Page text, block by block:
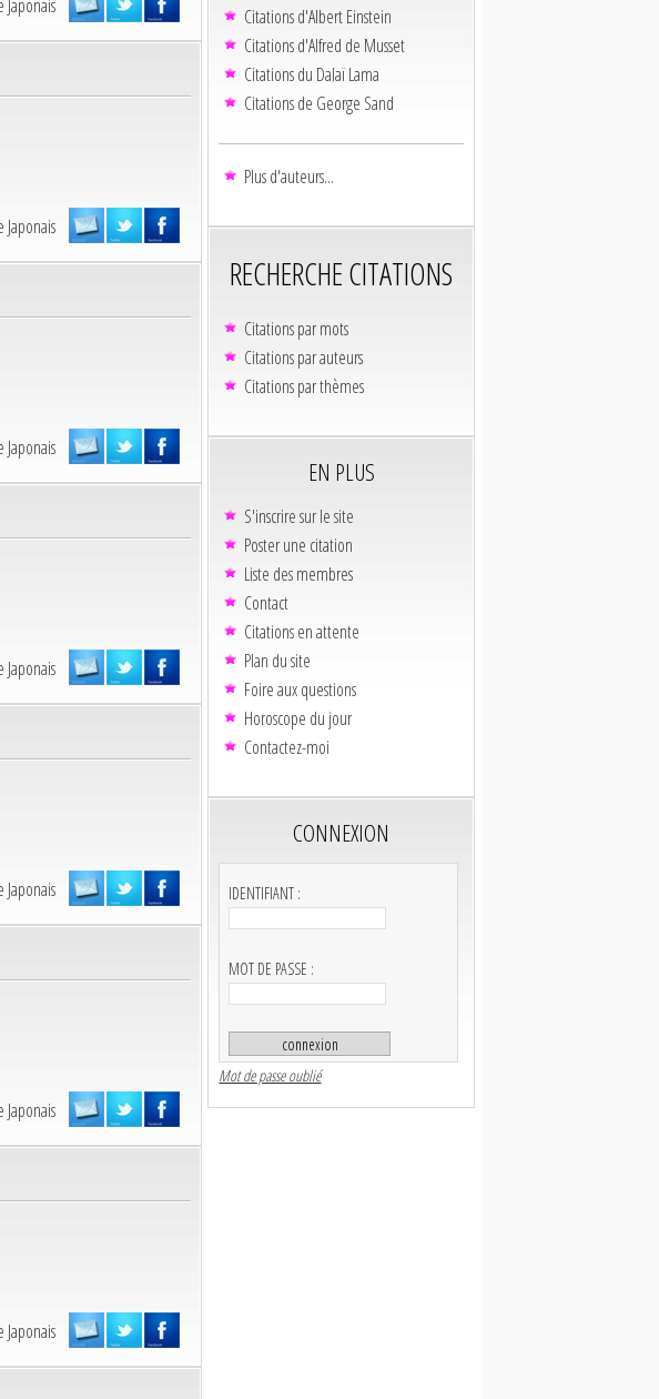
Japonais
Japonais
Japonais
Japonais
Japonais
Japonais
Japonais
Citations d'Albert Einstein
Citations d'Alfred de Musset
Citations du Dalaï Lama
Citations de George Sand
Plus d'auteurs...
RECHERCHE CITATIONS
Citations par mots
Citations par auteurs
Citations par thèmes
EN PLUS
S'inscrire sur le site
Poster une citation
Liste des membres
Contact
Citations en attente
Plan du site
Foire aux questions
Horoscope du jour
Contactez-moi
CONNEXION
IDENTIFIANT :
MOT DE PASSE :
Mot de passe oublié